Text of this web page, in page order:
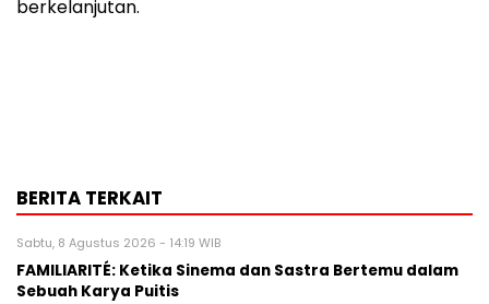
berkelanjutan.
BERITA TERKAIT
Sabtu, 8 Agustus 2026 - 14:19 WIB
FAMILIARITÉ: Ketika Sinema dan Sastra Bertemu dalam
Sebuah Karya Puitis